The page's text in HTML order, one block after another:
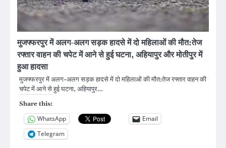
मुजफ्फरपुर में अलग-अलग सड़क हादसे में दो महिलाओं की मौत:तेज
रफ्तार वाहन की चपेट में आने से हुई घटना, अहियापुर और मोतीपुर में
हुआ हादसा
मुजफ्फरपुर में अलग-अलग सड़क हादसे में दो महिलाओं की मौत:तेज रफ्तार वाहन की
चपेट में आने से हुई घटना, अहियापुर…
Share this:
WhatsApp
Email
Telegram